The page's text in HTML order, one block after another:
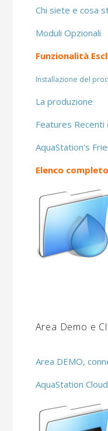
Chi siete e cosa
Moduli Opzionali
Funzionalità
Installazione del
La produzione
Features Recenti
AquaStation's
Elenco
Area Demo e
Area DEMO,
AquaStation Cloud